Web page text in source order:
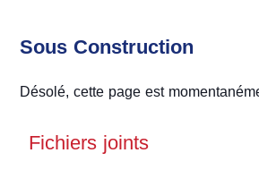
Sous Construction
Désolé, cette page est
Fichiers joints